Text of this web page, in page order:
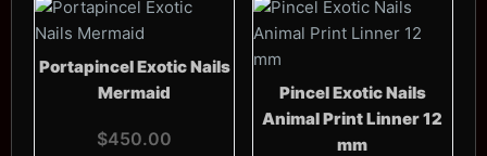
Portapincel Exotic Nails
Mermaid
$450.00
Pincel Exotic Nails
Animal Print Linner 12
mm